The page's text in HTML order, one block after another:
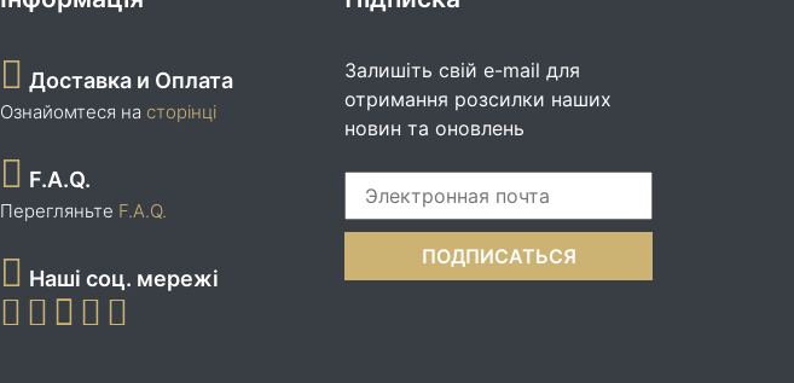
Доставка и Оплата
Ознайомтеся на сторінці
F.A.Q.
Перегляньте F.A.Q.
Наші соц. мережі
Залишіть свій e-mail для
отримання розсилки наших
новин та оновлень